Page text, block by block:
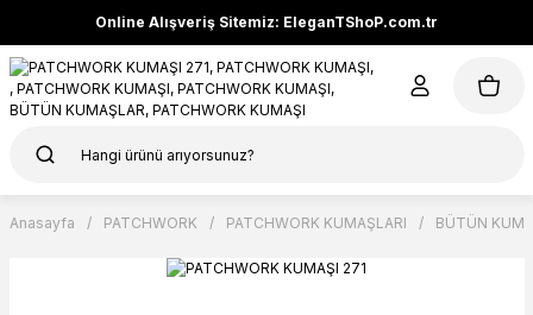
Online Alışveriş Sitemiz: EleganTShoP.com.tr
Anasayfa PATCHWORK PATCHWORK KUMAŞLARI BÜTÜN